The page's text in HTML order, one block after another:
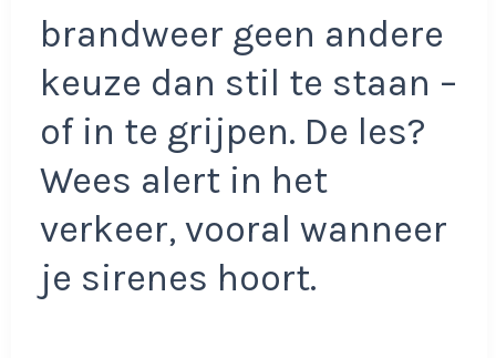
brandweer geen andere
keuze dan stil te staan –
of in te grijpen. De les?
Wees alert in het
verkeer, vooral wanneer
je sirenes hoort.